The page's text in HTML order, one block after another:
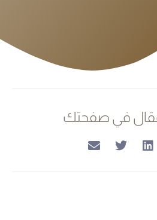
في صفحتك